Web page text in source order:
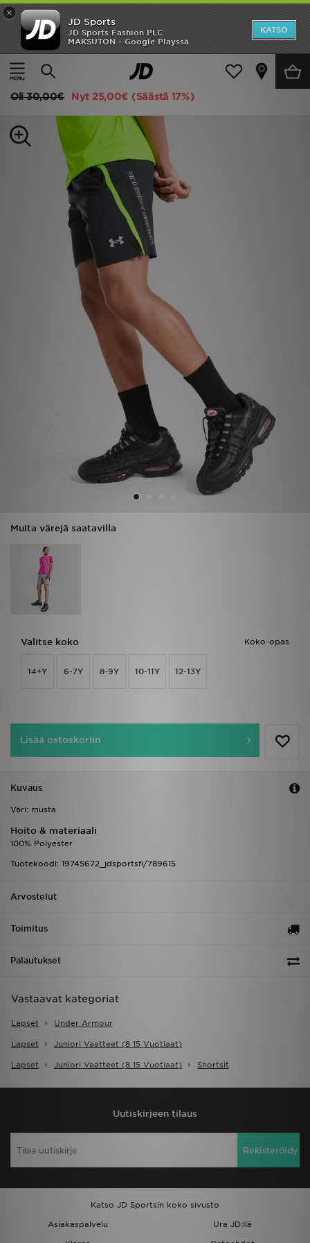
×
JD Sports
JD Sports Fashion PLC
MAKSUTON - Google Playssä
KATSO
Etusivu
Lapset Juniori Vaatteet (8-15-vuotiaat) Shortsit
Under Armour Launch Shorts Junior
Oli30,00€ Nyt 25,00€ (Säästä 17%)
Muita värejä saatavilla
Koko-opas
Valitse koko
14+Y 6-7Y 8-9Y 10-11Y 12-13Y
Lisää ostoskoriin
Kuvaus
Väri: musta
Hoito & materiaali
100% Polyester
Tuotekoodi: 19745672_jdsportsfi/789615
Arvostelut
Toimitus
Palautukset
Vastaavat kategoriat
Lapset Under Armour
Lapset Juniori Vaatteet (8 15 Vuotiaat)
Lapset Juniori Vaatteet (8 15 Vuotiaat) Shortsit
Uutiskirjeen tilaus
Rekisteröidy
Katso JD Sportsin koko sivusto
Asiakaspalvelu
Ura JD:llä
Etusivu
Ale
Miehet
Tuotemerkit
Asiakaspalvelu ja tietoa